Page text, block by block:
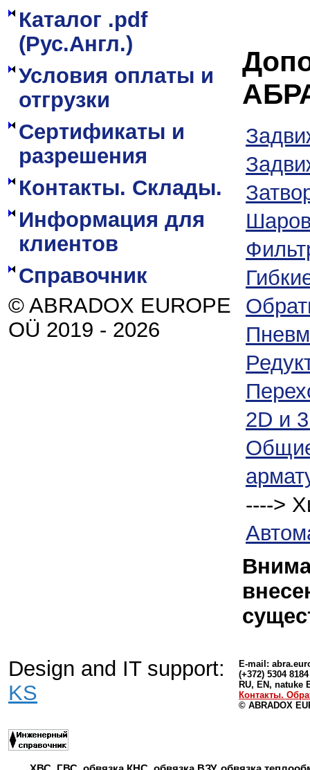
Каталог .pdf
(Рус.Англ.)
Условия оплаты и
отгрузки
Сертификаты и
разрешения
Контакты. Склады.
Информация для
клиентов
Справочник
© ABRADOX EUROPE
OÜ 2019 - 2026
2D и
---->
Design and IT support:
KS
E-mail:
(+372) 5304
RU, EN, natuke
Контакты.
© ABRADOX